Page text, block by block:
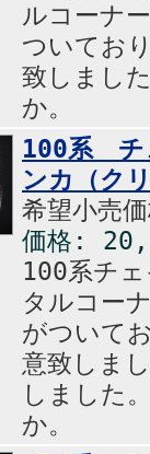
ルコーナ
ついてお
致しまし
か。
100系 チ
ンカ（ク
希望小売
価格:
100系チ
タルコー
がついて
意致しま
しました
か。